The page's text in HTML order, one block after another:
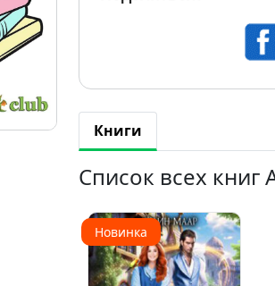
Книги
Список всех
Новинка